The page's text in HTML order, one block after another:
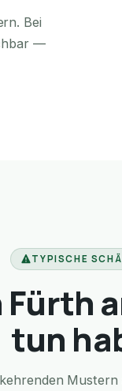
Bei
—
TYPISCHE
tun